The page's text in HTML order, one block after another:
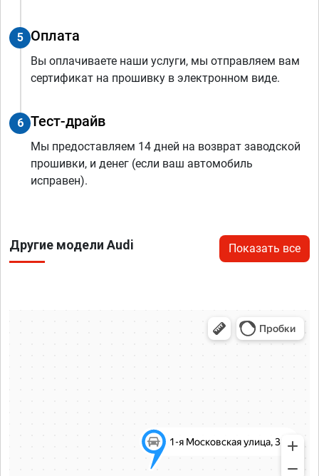
5 Оплата
Вы оплачиваете наши услуги, мы отправляем вам
сертификат на прошивку в электронном виде.
6 Тест-драйв
Мы предоставляем 14 дней на возврат заводской
прошивки, и денег (если ваш автомобиль
исправен).
Другие модели Audi Показать все